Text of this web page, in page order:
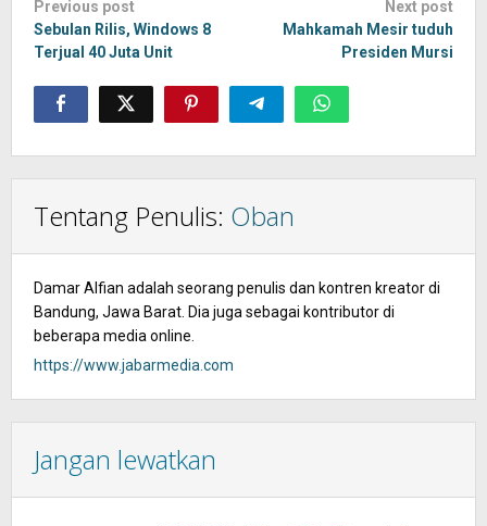
Post
navigation
Previous post
Sebulan Rilis, Windows 8
Terjual 40 Juta Unit
Next post
Mahkamah Mesir tuduh
Presiden Mursi
Tentang Penulis: Oban
Damar Alfian adalah seorang penulis dan kontren kreator di
Bandung, Jawa Barat. Dia juga sebagai kontributor di
beberapa media online.
https://www.jabarmedia.com
Jangan lewatkan